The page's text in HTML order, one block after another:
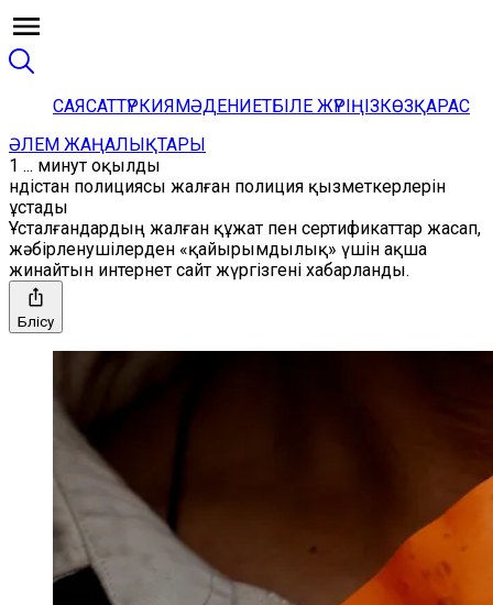
САЯСАТТҮРКИЯМӘДЕНИЕТБІЛЕ ЖҮРІҢІЗКӨЗҚАРАС
ӘЛЕМ ЖАҢАЛЫҚТАРЫ
1 ... минут оқылды
Үндістан полициясы жалған полиция қызметкерлерін
ұстады
Ұсталғандардың жалған құжат пен сертификаттар жасап,
жәбірленушілерден «қайырымдылық» үшін ақша
жинайтын интернет сайт жүргізгені хабарланды.
Бөлісу